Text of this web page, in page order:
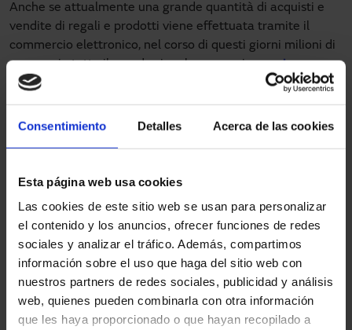
Consentimiento Detalles Acerca de las cookies
Esta página web usa cookies
Las cookies de este sitio web se usan para personalizar
el contenido y los anuncios, ofrecer funciones de redes
sociales y analizar el tráfico. Además, compartimos
información sobre el uso que haga del sitio web con
nuestros partners de redes sociales, publicidad y análisis
web, quienes pueden combinarla con otra información
que les haya proporcionado o que hayan recopilado a
Anche se attualmente una grande quantità di acquisti e
vendite di regali e prodotti viene effettuata tramite il
commercio elettronico, nel corso di questi giorni milioni di
persone in tutto il mondo si recheranno ainegoziper
trovare un prodotto ad un prezzo migliore rispetto a prima
e risparmiare all’inizio del nuovo anno.
Molto probabilmente, le persone entreranno e usciranno
dai negozi con le borse in mano. In questo senso sono
migliorare la permanenza del cliente
commerciale o nei negozi ed evitare la folla.
Facilitare il transito delle persone
Migliorare l’efficienza energeticae la temperatura
del negozio
Aiutare a rendere il commercio unospazio senza
coronavirus